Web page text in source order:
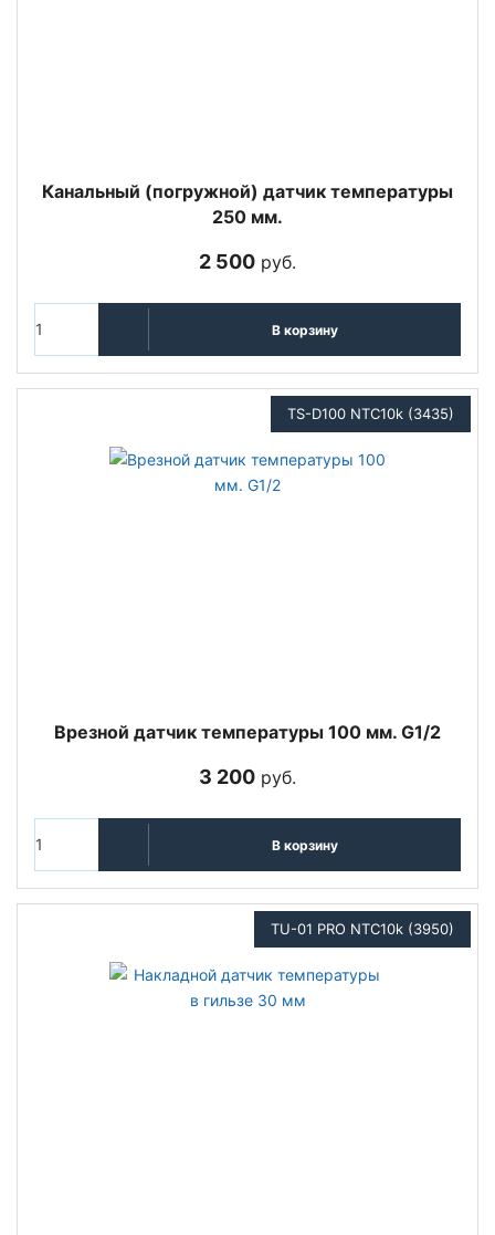
Канальный (погружной) датчик температуры
250 мм.
2 500 руб.
В корзину
TS-D100 NTC10k (3435)
Врезной датчик температуры 100 мм. G1/2
3 200 руб.
В корзину
TU-01 PRO NTC10k (3950)